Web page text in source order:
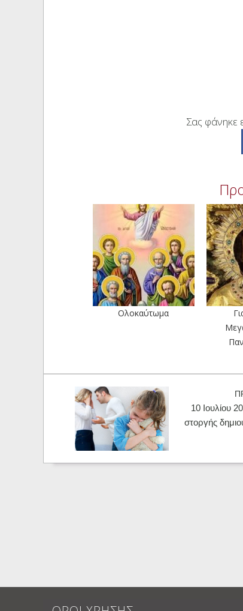
Σας φάνηκε
Ολοκαύτωμα
10 Ιουλίου
στοργής